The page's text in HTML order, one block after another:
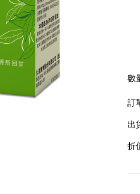
數
訂
出
折